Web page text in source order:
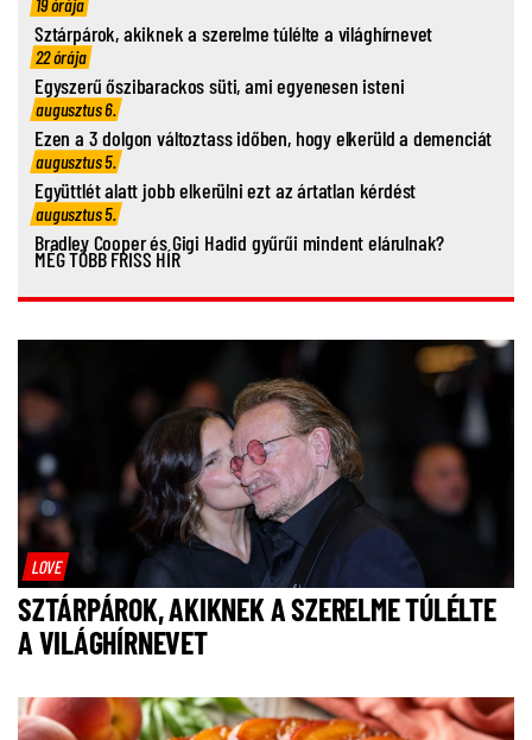
Sztárpárok, akiknek a szerelme túlélte a világhírnevet
22 órája
Egyszerű őszibarackos süti, ami egyenesen isteni
augusztus 6.
Ezen a 3 dolgon változtass időben, hogy elkerüld a demenciát
augusztus 5.
Együttlét alatt jobb elkerülni ezt az ártatlan kérdést
augusztus 5.
Bradley Cooper és Gigi Hadid gyűrűi mindent elárulnak?
MÉG TÖBB FRISS HÍR
LOVE
SZTÁRPÁROK, AKIKNEK A SZERELME TÚLÉLTE
A VILÁGHÍRNEVET